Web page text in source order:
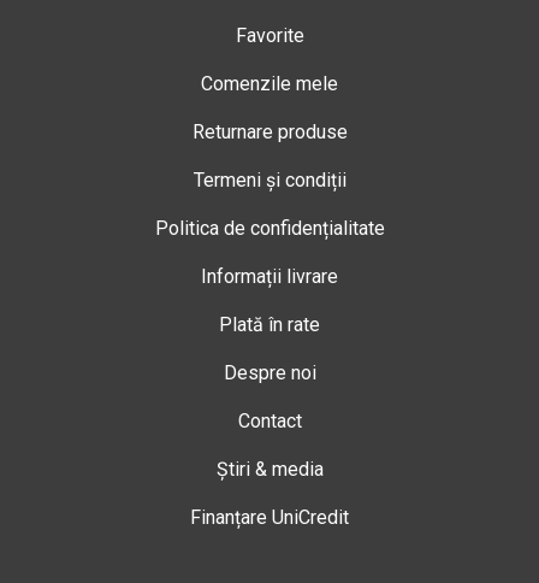
Favorite
Comenzile mele
Returnare produse
Termeni și condiții
Politica de confidențialitate
Informații livrare
Plată în rate
Despre noi
Contact
Știri & media
Finanțare UniCredit